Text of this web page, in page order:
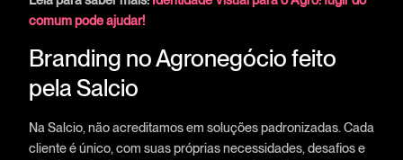
comum pode ajudar!
Branding no Agronegócio feito
pela Salcio
Na Salcio, não acreditamos em soluções padronizadas. Cada
cliente é único, com suas próprias necessidades, desafios e